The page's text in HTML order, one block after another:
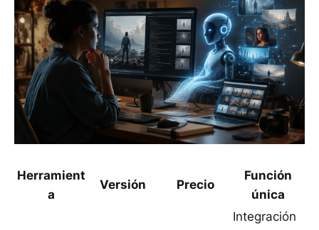
Herramient
a
Versión Precio
Función
única
Integración